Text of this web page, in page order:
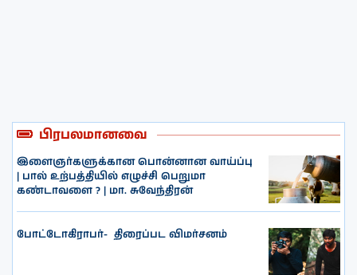
பிரபலமானவை
இளைஞர்களுக்கான பொன்னான வாய்ப்பு
| பால் உற்பத்தியில் எழுச்சி பெறுமா
கண்டாவளை ? | மா. சுவேந்திரன்
போட்டோகிராபர்- ‌ திரைப்பட விமர்சனம்